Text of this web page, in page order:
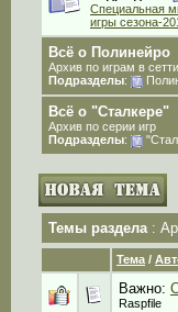
Специальная
игры сезона-
Всё о Полинейро
Архив по играм в
Подразделы:
Всё о "Сталкере"
Архив по серии игр
Подразделы:
Темы раздела:
Тема /
Важно:
Raspfile